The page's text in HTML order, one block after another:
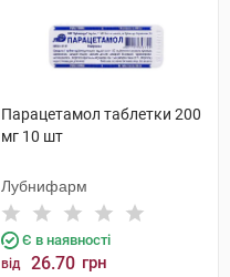
Парацетамол таблетки 200
мг 10 шт
Лубнифарм
Є в наявності
від 26.70 грн